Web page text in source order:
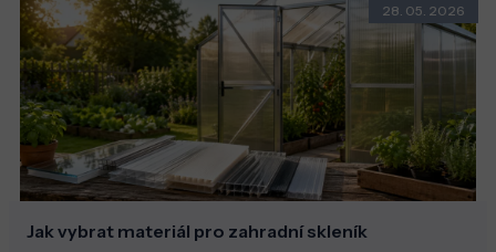
28. 05. 2026
Jak vybrat materiál pro zahradní skleník